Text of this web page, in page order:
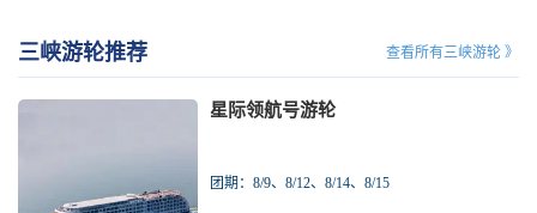
三峡游轮推荐 查看所有三峡游轮 》
星际领航号游轮
团期：8/9、8/12、8/14、8/15